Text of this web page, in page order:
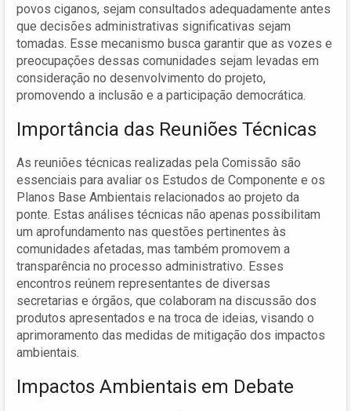
povos ciganos, sejam consultados adequadamente antes
que decisões administrativas significativas sejam
tomadas. Esse mecanismo busca garantir que as vozes e
preocupações dessas comunidades sejam levadas em
consideração no desenvolvimento do projeto,
promovendo a inclusão e a participação democrática.
Importância das Reuniões Técnicas
As reuniões técnicas realizadas pela Comissão são
essenciais para avaliar os Estudos de Componente e os
Planos Base Ambientais relacionados ao projeto da
ponte. Estas análises técnicas não apenas possibilitam
um aprofundamento nas questões pertinentes às
comunidades afetadas, mas também promovem a
transparência no processo administrativo. Esses
encontros reúnem representantes de diversas
secretarias e órgãos, que colaboram na discussão dos
produtos apresentados e na troca de ideias, visando o
aprimoramento das medidas de mitigação dos impactos
ambientais.
Impactos Ambientais em Debate